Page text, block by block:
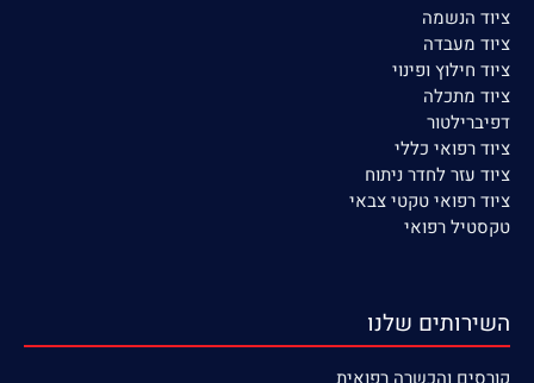
ציוד הנשמה
ציוד מעבדה
ציוד חילוץ ופינוי
ציוד מתכלה
דפיברילטור
ציוד רפואי כללי
ציוד עזר לחדר ניתוח
ציוד רפואי טקטי צבאי
טקסטיל רפואי
השירותים שלנו